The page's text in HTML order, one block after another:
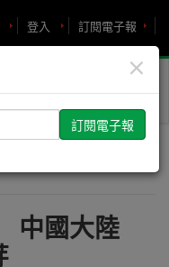
訂閱電子報
登入
Toggle
中國大陸
×